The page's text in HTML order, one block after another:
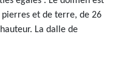
et de terre, de 26
La dalle de